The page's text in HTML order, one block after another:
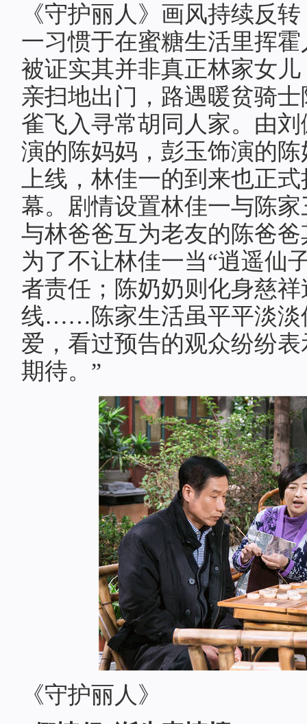
《守护丽人》画风持续反
一习惯于在蜜糖生活里挥
被证实其并非真正林家女
亲扫地出门，路遇暖贫骑
雀飞入寻常胡同人家。由
演的陈妈妈，彭玉饰演的
上线，林佳一的到来也正
幕。剧情设置林佳一与陈
与林爸爸互为老友的陈爸
为了不让林佳一当“逍遥仙
者责任；陈奶奶则化身慈
线……陈家生活虽平平淡淡
爱，看过预告的观众纷纷
期待。”
《守护丽人》